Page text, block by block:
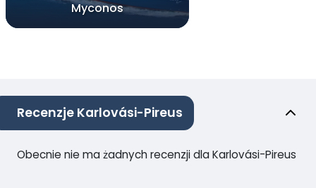
Myconos
Recenzje Karlovási-Pireus
Obecnie nie ma żadnych recenzji dla Karlovási-Pireus